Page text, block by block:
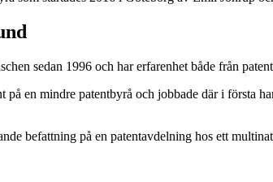
sedan 1996 och har erfarenhet både från
på en mindre patentbyrå och jobbade där i första
befattning på en patentavdelning hos ett